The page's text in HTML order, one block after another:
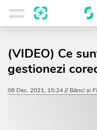
(VIDEO) Ce
gestionezi
06 Dec. 2021, 15:24 // Bănci şi